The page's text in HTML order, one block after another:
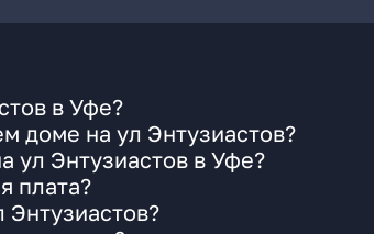
в Уфе?
доме на ул Энтузиастов?
ул Энтузиастов в Уфе?
плата?
Энтузиастов?